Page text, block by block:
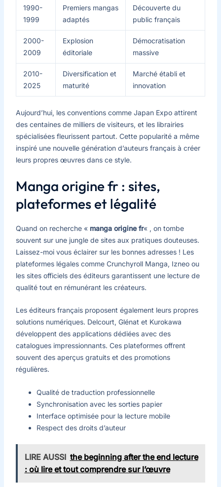
1990-
1999
Premiers mangas
adaptés
Découverte du
public français
2000-
2009
Explosion
éditoriale
Démocratisation
massive
2010-
2025
Diversification et
maturité
Marché établi et
innovation
Aujourd’hui, les conventions comme Japan Expo attirent
des centaines de milliers de visiteurs, et les librairies
spécialisées fleurissent partout. Cette popularité a même
inspiré une nouvelle génération d’auteurs français à créer
leurs propres œuvres dans ce style.
Manga origine fr : sites,
plateformes et légalité
Quand on recherche « manga origine fr« , on tombe
souvent sur une jungle de sites aux pratiques douteuses.
Laissez-moi vous éclairer sur les bonnes adresses ! Les
plateformes légales comme Crunchyroll Manga, Izneo ou
les sites officiels des éditeurs garantissent une lecture de
qualité tout en rémunérant les créateurs.
Les éditeurs français proposent également leurs propres
solutions numériques. Delcourt, Glénat et Kurokawa
développent des applications dédiées avec des
catalogues impressionnants. Ces plateformes offrent
souvent des aperçus gratuits et des promotions
régulières.
Qualité de traduction professionnelle
Synchronisation avec les sorties papier
Interface optimisée pour la lecture mobile
Respect des droits d’auteur
LIRE AUSSI the beginning after the end lecture
: où lire et tout comprendre sur l’œuvre